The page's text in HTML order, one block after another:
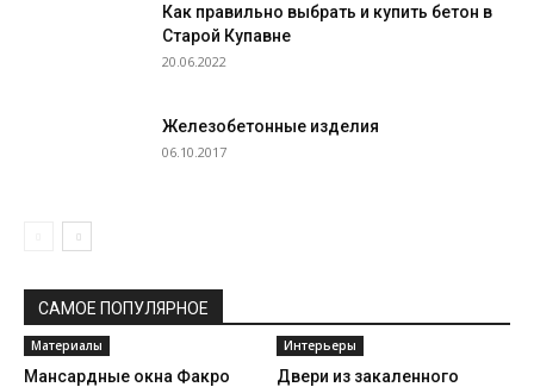
Как правильно выбрать и купить бетон в
Старой Купавне
20.06.2022
Железобетонные изделия
06.10.2017
САМОЕ ПОПУЛЯРНОЕ
Материалы
Мансардные окна Факро
Интерьеры
Двери из закаленного